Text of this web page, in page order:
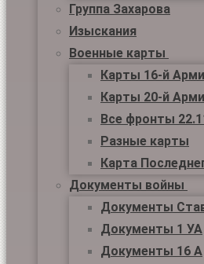
Группа Захарова
Изыскания
Военные карты
Карты 16-й
Карты 20-й
Все фронты
Разные карты
Карта
Документы войны
Документы
Документы 1 УА
Документы 16 А